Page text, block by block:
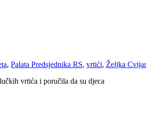
, Palata Predsjednika RS, vrtići, Željka
vrtića i poručila da su djeca